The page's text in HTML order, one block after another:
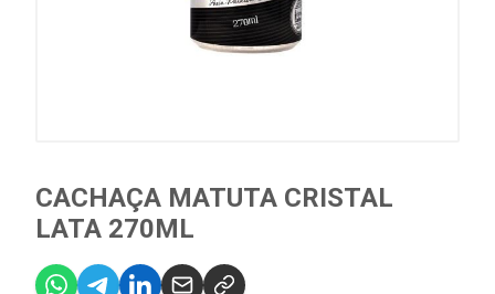
CACHAÇA MATUTA CRISTAL
LATA 270ML